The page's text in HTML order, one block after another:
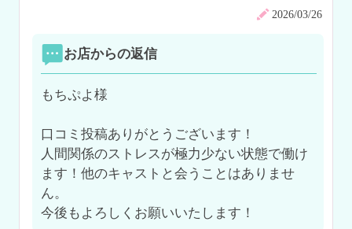
2026/03/26
お店からの返信
もちぷよ様
口コミ投稿ありがとうございます！
人間関係のストレスが極力少ない状態で働け
ます！他のキャストと会うことはありませ
ん。
今後もよろしくお願いいたします！